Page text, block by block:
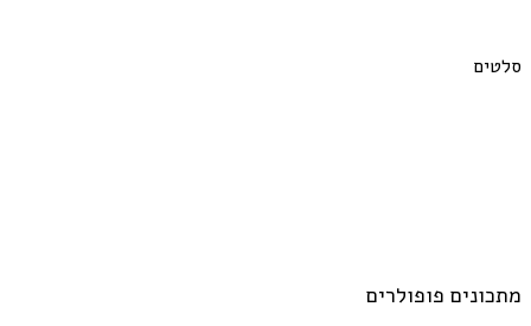
סלטים
מתכונים פופולרים